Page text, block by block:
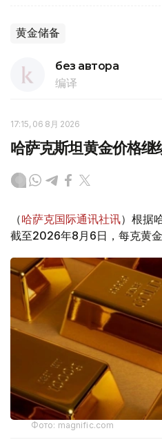
黄金储备
без автора
编译
17:15, 06 8月 2026
哈萨克斯坦黄金价格继
（哈萨克国际通讯社讯）根据
截至2026年8月6日，每克黄
Фото: magnific.com